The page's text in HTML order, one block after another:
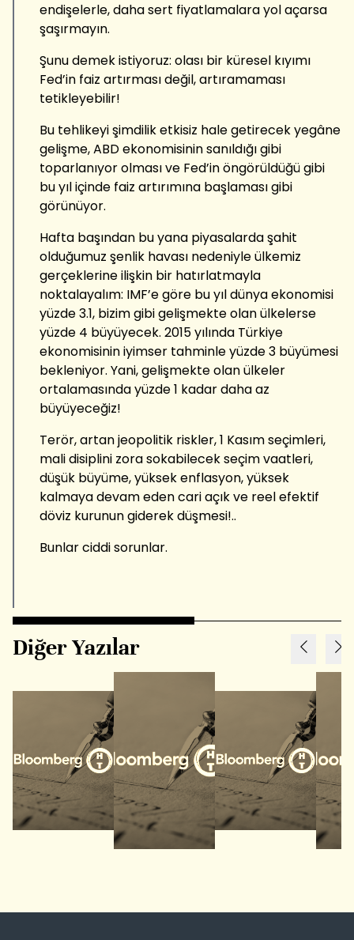
endişelerle, daha sert fiyatlamalara yol açarsa
şaşırmayın.
Şunu demek istiyoruz: olası bir küresel kıyımı
Fed’in faiz artırması değil, artıramaması
tetikleyebilir!
Bu tehlikeyi şimdilik etkisiz hale getirecek yegâne
gelişme, ABD ekonomisinin sanıldığı gibi
toparlanıyor olması ve Fed’in öngörüldüğü gibi
bu yıl içinde faiz artırımına başlaması gibi
görünüyor.
Hafta başından bu yana piyasalarda şahit
olduğumuz şenlik havası nedeniyle ülkemiz
gerçeklerine ilişkin bir hatırlatmayla
noktalayalım: IMF’e göre bu yıl dünya ekonomisi
yüzde 3.1, bizim gibi gelişmekte olan ülkelerse
yüzde 4 büyüyecek. 2015 yılında Türkiye
ekonomisinin iyimser tahminle yüzde 3 büyümesi
bekleniyor. Yani, gelişmekte olan ülkeler
ortalamasında yüzde 1 kadar daha az
büyüyeceğiz!
Terör, artan jeopolitik riskler, 1 Kasım seçimleri,
mali disiplini zora sokabilecek seçim vaatleri,
düşük büyüme, yüksek enflasyon, yüksek
kalmaya devam eden cari açık ve reel efektif
döviz kurunun giderek düşmesi!..
Bunlar ciddi sorunlar.
Diğer Yazılar